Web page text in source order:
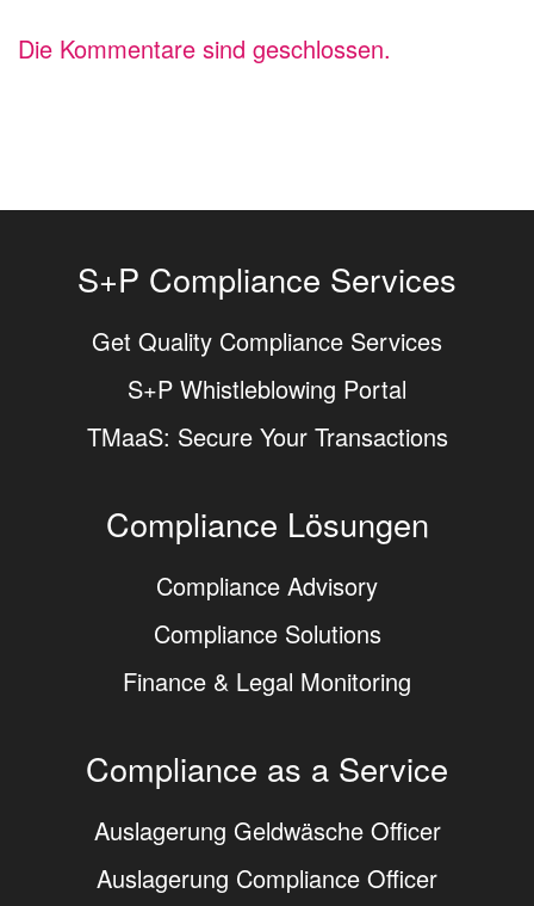
Die Kommentare sind geschlossen.
S+P Compliance Services
Get Quality Compliance Services
S+P Whistleblowing Portal
TMaaS: Secure Your Transactions
Compliance Lösungen
Compliance Advisory
Compliance Solutions
Finance & Legal Monitoring
Compliance as a Service
Auslagerung Geldwäsche Officer
Auslagerung Compliance Officer